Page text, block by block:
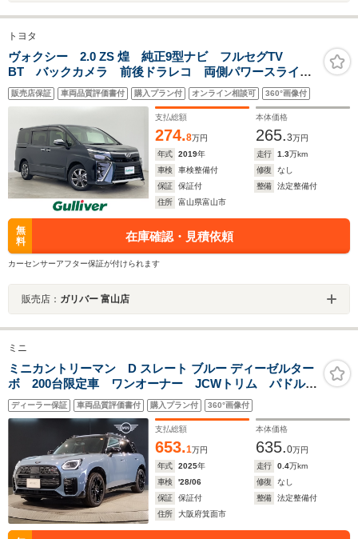
トヨタ
ヴォクシー 2.0 ZS 煌 純正9型ナビ フルセグTV
BT バックカメラ 前後ドラレコ 両側パワースライド
ドア 衝突軽減ブレーキ レーンキープ 先行車発進通
知 オートハイビーム LED フォグ クルコン 純正
販売店保証 車両品質評価書付 購入プラン付 オンライン相談可 360°画像付
支払総額
274.8万円
本体価格
265.3万円
年式
2019年 走行 1.3万km
車検
車検整備付 修復
なし
保証
保証付 整備
法定整備付
住所
富山県富山市
無
料
在庫確認・見積依頼
カーセンサーアフター保証が付けられます
販売店： ガリバー 富山店
ミニ
ミニカントリーマン D スレート ブルー ディーゼルター
ボ 200台限定車 ワンオーナー JCWトリム パドルシ
フト 19インチAW ハーマンカードン 全周囲カメラ
シートヒーター 電動シート ハンドルヒータ 追従式
クルコン パドルシフト ヘッドアップディスプレイ
ディーラー保証 車両品質評価書付 購入プラン付 360°画像付
支払総額
653.1万円
本体価格
635.0万円
年式
2025年 走行 0.4万km
車検
'28/06 修復
なし
保証
保証付 整備
法定整備付
住所
大阪府箕面市